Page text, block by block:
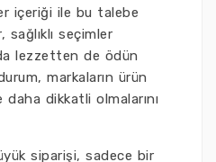
içeriği ile bu talebe
seçimler
lezzetten de ödün
markaların ürün
dikkatli olmalarını
siparişi, sadece bir